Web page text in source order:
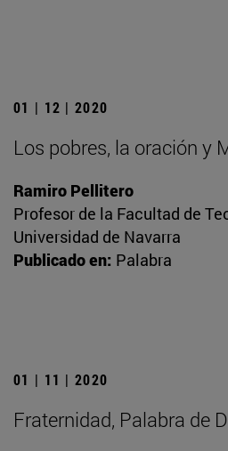
01 | 12 | 2020
Los pobres, la oración y
Ramiro Pellitero
Profesor de la Facultad de
Universidad de Navarra
Publicado en: Palabra
01 | 11 | 2020
Fraternidad, Palabra de